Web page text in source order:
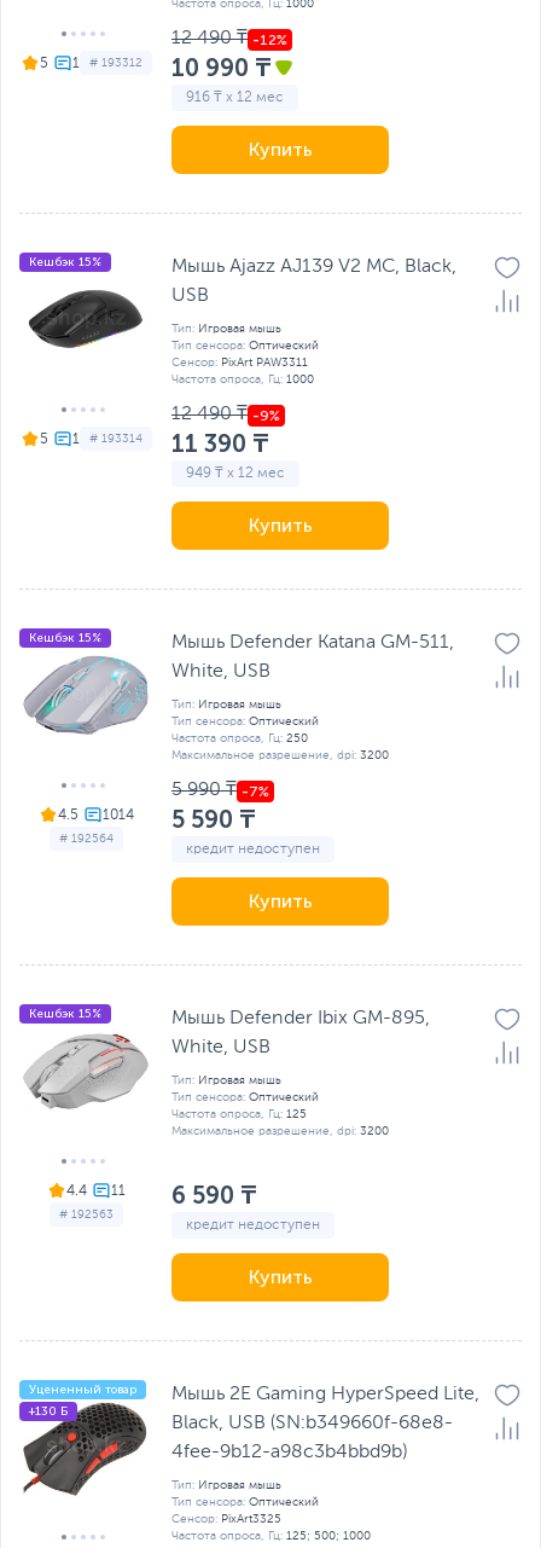
5 # 193312
Частота опроса, Гц: 1000
12 490 ₸
10 990 ₸
916 ₸ x 12 мес
Купить
5 # 193314
Кешбэк 15%
Мышь Ajazz AJ139 V2 MC, Black,
USB
Тип: Игровая мышь
Тип сенсора: Оптический
Сенсор: PixArt PAW3311
Частота опроса, Гц: 1000
12 490 ₸
11 390 ₸
949 ₸ x 12 мес
Купить
4.5
# 192564
Кешбэк 15%
Мышь Defender Katana GM-511,
White, USB
Тип: Игровая мышь
Тип сенсора: Оптический
Частота опроса, Гц: 250
Максимальное разрешение, dpi: 3200
5 990 ₸
5 590 ₸
кредит недоступен
Купить
4.4
# 192563
Кешбэк 15%
Мышь Defender Ibix GM-895,
White, USB
Тип: Игровая мышь
Тип сенсора: Оптический
Частота опроса, Гц: 125
Максимальное разрешение, dpi: 3200
6 590 ₸
кредит недоступен
Купить
Уцененный товар
+130 Б
Мышь 2E Gaming HyperSpeed Lite,
Black, USB (SN:b349660f-68e8-
4fee-9b12-a98c3b4bbd9b)
Тип: Игровая мышь
Тип сенсора: Оптический
Сенсор: PixArt3325
Частота опроса, Гц: 125; 500; 1000